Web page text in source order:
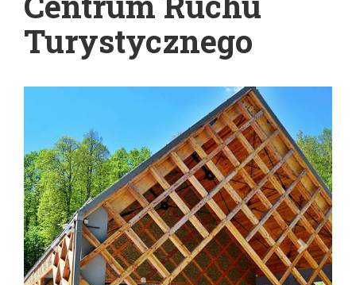
Turystycznego